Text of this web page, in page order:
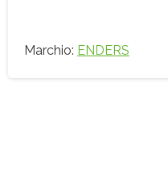
Marchio: ENDERS